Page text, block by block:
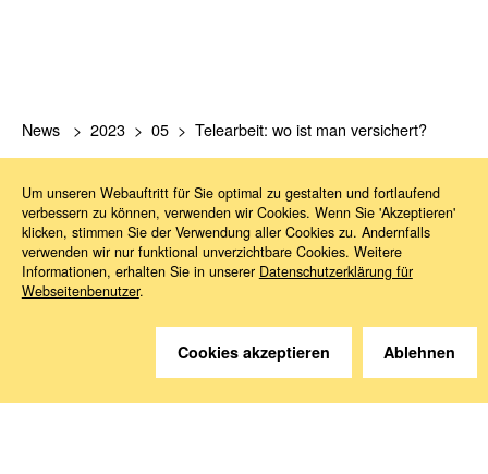
News 2023 05 Telearbeit: wo ist man versichert?
Wir helfen gerne weiter.
Um unseren Webauftritt für Sie optimal zu gestalten und fortlaufend
verbessern zu können, verwenden wir Cookies. Wenn Sie 'Akzeptieren'
klicken, stimmen Sie der Verwendung aller Cookies zu. Andernfalls
verwenden wir nur funktional unverzichtbare Cookies. Weitere
Informationen, erhalten Sie in unserer Datenschutzerklärung für
Webseitenbenutzer.
Cookies akzeptieren Ablehnen